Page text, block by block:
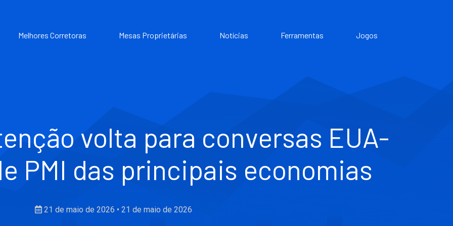
Melhores Corretoras Mesas Proprietárias Notícias Ferramentas Jogos
volta para conversas EUA-
PMI das principais economias
21 de maio de 2026 • 21 de maio de 2026